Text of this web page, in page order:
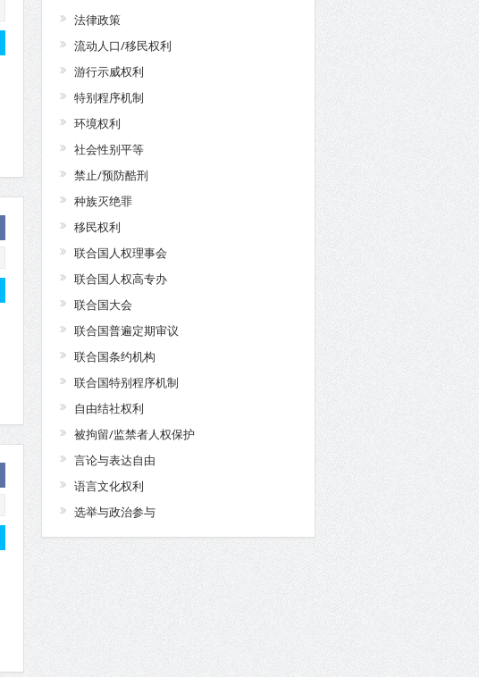
法律政策
流动人口/移民权利
游行示威权利
特别程序机制
环境权利
社会性别平等
禁止/预防酷刑
种族灭绝罪
移民权利
联合国人权理事会
联合国人权高专办
联合国大会
联合国普遍定期审议
联合国条约机构
联合国特别程序机制
自由结社权利
被拘留/监禁者人权保护
言论与表达自由
语言文化权利
选举与政治参与